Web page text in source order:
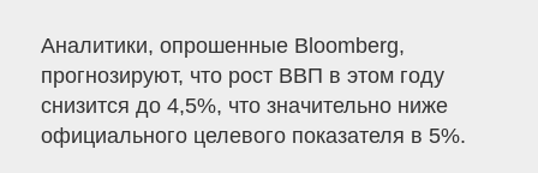
Аналитики, опрошенные Bloomberg,
прогнозируют, что рост ВВП в этом году
снизится до 4,5%, что значительно ниже
официального целевого показателя в 5%.